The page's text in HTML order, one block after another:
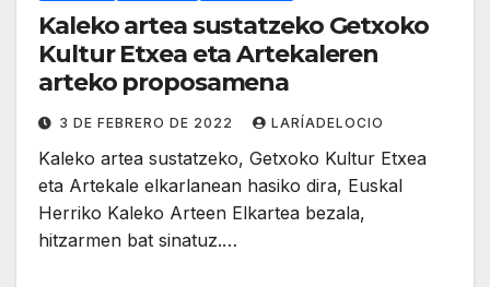
Kaleko artea sustatzeko Getxoko
Kultur Etxea eta Artekaleren
arteko proposamena
3 DE FEBRERO DE 2022 LARÍADELOCIO
Kaleko artea sustatzeko, Getxoko Kultur Etxea
eta Artekale elkarlanean hasiko dira, Euskal
Herriko Kaleko Arteen Elkartea bezala,
hitzarmen bat sinatuz.…